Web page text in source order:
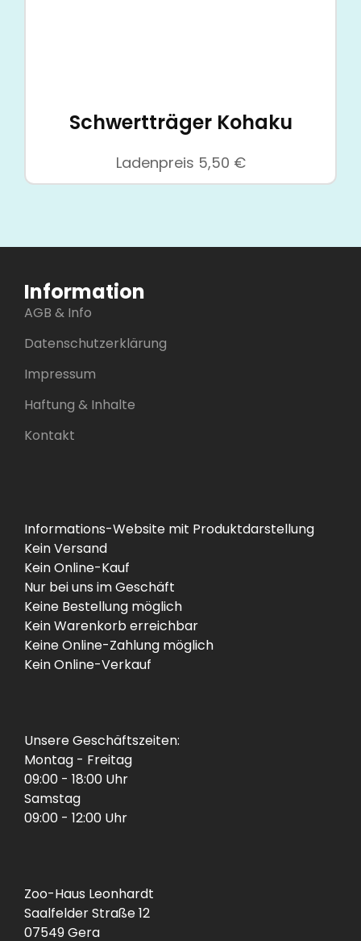
Schwertträger Kohaku
Ladenpreis 5,50 €
Information
AGB & Info
Datenschutzerklärung
Impressum
Haftung & Inhalte
Kontakt
Informations-Website mit Produktdarstellung
Kein Versand
Kein Online-Kauf
Nur bei uns im Geschäft
Keine Bestellung möglich
Kein Warenkorb erreichbar
Keine Online-Zahlung möglich
Kein Online-Verkauf
Unsere Geschäftszeiten:
Montag - Freitag
09:00 - 18:00 Uhr
Samstag
09:00 - 12:00 Uhr
Zoo-Haus Leonhardt
Saalfelder Straße 12
07549 Gera